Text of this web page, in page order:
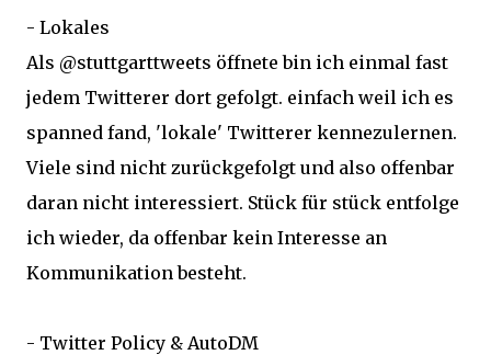
- Lokales
Als @stuttgarttweets öffnete bin ich einmal fast
jedem Twitterer dort gefolgt. einfach weil ich es
spanned fand, 'lokale' Twitterer kennezulernen.
Viele sind nicht zurückgefolgt und also offenbar
daran nicht interessiert. Stück für stück entfolge
ich wieder, da offenbar kein Interesse an
Kommunikation besteht.
- Twitter Policy & AutoDM